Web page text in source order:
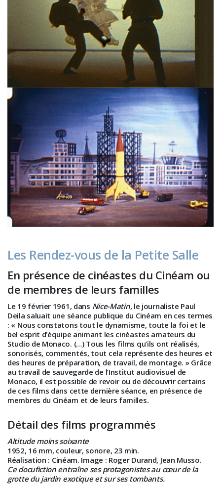
Les Rendez-vous de la Petite Salle
En présence de cinéastes du Cinéam ou
de membres de leurs familles
Le 19 février 1961, dans Nice-Matin, le journaliste Paul
Deila saluait une séance publique du Cinéam en ces termes
: « Nous constatons tout le dynamisme, toute la foi et le
bel esprit d’équipe animant les cinéastes amateurs du
Studio de Monaco. (…) Tous les films qu’ils ont réalisés,
sonorisés, commentés, tout cela représente des heures et
des heures de préparation, de travail, de montage. » Grâce
au travail de sauvegarde de l’Institut audiovisuel de
Monaco, il est possible de revoir ou de découvrir certains
de ces films dans cette dernière séance, en présence de
membres du Cinéam et de leurs familles.
Détail des films programmés
Altitude moins soixante
1952, 16 mm, couleur, sonore, 23 min.
Réalisation : Cinéam. Image : Roger Durand, Jean Musso.
Ce docufiction entraîne ses protagonistes au cœur de la
grotte du jardin exotique et sur ses tombants.